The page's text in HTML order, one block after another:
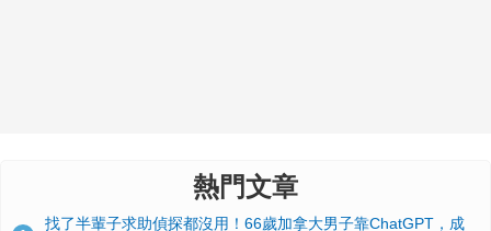
熱門文章
找了半輩子求助偵探都沒用！66歲加拿大男子靠ChatGPT，成